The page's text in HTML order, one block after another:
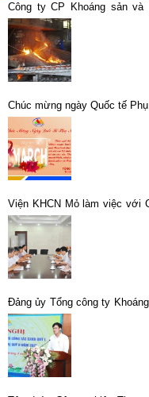
Công ty CP Khoáng sản và
117,4 tỷ đồng
Chúc mừng ngày Quốc tế
Viện KHCN Mỏ làm việc với
Bằng
Đảng ủy Tổng công ty
công tác quý I, triển khai